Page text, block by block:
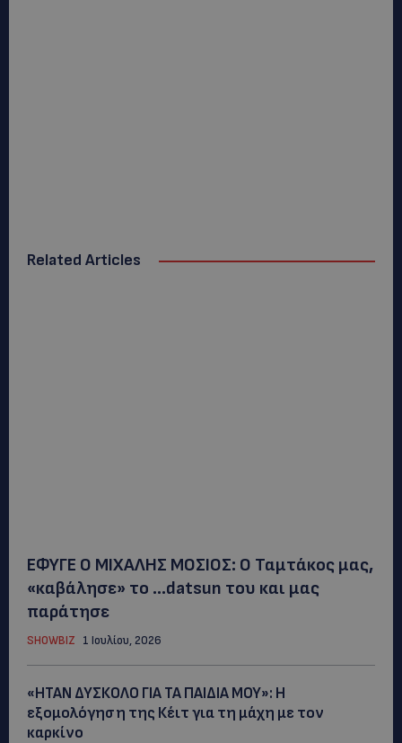
Related Articles
ΕΦΥΓΕ Ο ΜΙΧΑΛΗΣ ΜΟΣΙΟΣ: Ο Ταμτάκος μας,
«καβάλησε» το …datsun του και μας
παράτησε
SHOWBIZ 1 Ιουλίου, 2026
«ΗΤΑΝ ΔΥΣΚΟΛΟ ΓΙΑ ΤΑ ΠΑΙΔΙΑ ΜΟΥ»: Η
εξομολόγηση της Κέιτ για τη μάχη με τον
καρκίνο